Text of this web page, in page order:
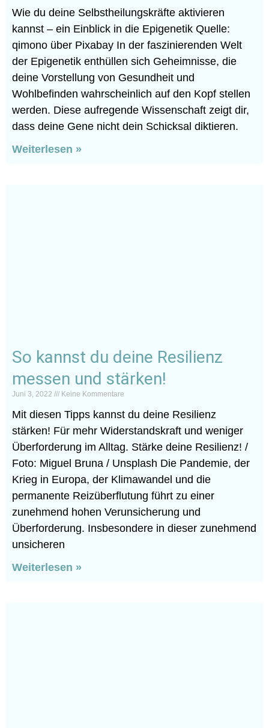
Wie du deine Selbstheilungskräfte aktivieren
kannst – ein Einblick in die Epigenetik Quelle:
qimono über Pixabay In der faszinierenden Welt
der Epigenetik enthüllen sich Geheimnisse, die
deine Vorstellung von Gesundheit und
Wohlbefinden wahrscheinlich auf den Kopf stellen
werden. Diese aufregende Wissenschaft zeigt dir,
dass deine Gene nicht dein Schicksal diktieren.
Weiterlesen »
So kannst du deine Resilienz
messen und stärken!
Juni 3, 2022 Keine Kommentare
Mit diesen Tipps kannst du deine Resilienz
stärken! Für mehr Widerstandskraft und weniger
Überforderung im Alltag. Stärke deine Resilienz! /
Foto: Miguel Bruna / Unsplash Die Pandemie, der
Krieg in Europa, der Klimawandel und die
permanente Reizüberflutung führt zu einer
zunehmend hohen Verunsicherung und
Überforderung. Insbesondere in dieser zunehmend
unsicheren
Weiterlesen »